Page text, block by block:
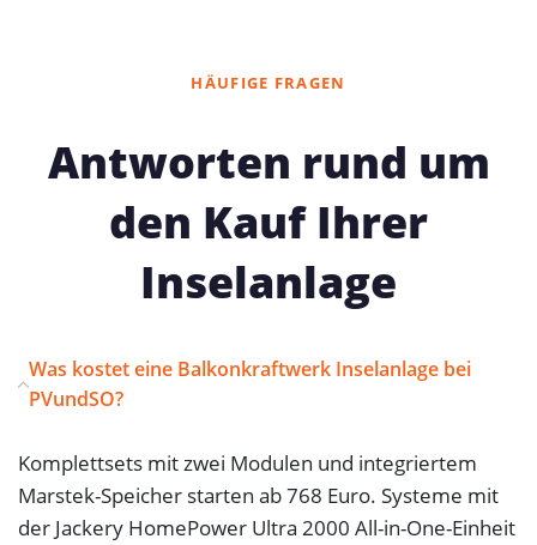
HÄUFIGE FRAGEN
Antworten rund um
den Kauf Ihrer
Inselanlage
Was kostet eine Balkonkraftwerk Inselanlage bei
PVundSO?
Komplettsets mit zwei Modulen und integriertem
Marstek-Speicher starten ab 768 Euro. Systeme mit
der Jackery HomePower Ultra 2000 All-in-One-Einheit